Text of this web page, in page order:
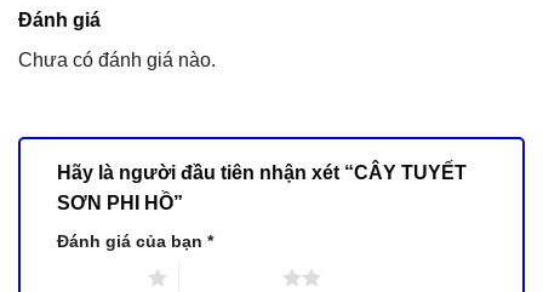
Đánh giá
Chưa có đánh giá nào.
Hãy là người đầu tiên nhận xét “CÂY TUYẾT
SƠN PHI HỒ”
Đánh giá của bạn *